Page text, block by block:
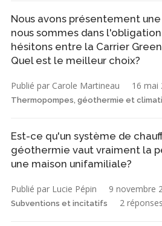
Nous avons présentement
nous sommes dans
hésitons entre la Carrier
Quel est le meilleur choix?
Publié par Carole Martineau 16 mai
Thermopompes, géothermie et
Est-ce qu'un système de
géothermie vaut vraiment la
une maison unifamiliale?
Publié par Lucie Pépin 9 novembre
Subventions et incitatifs 2 réponses